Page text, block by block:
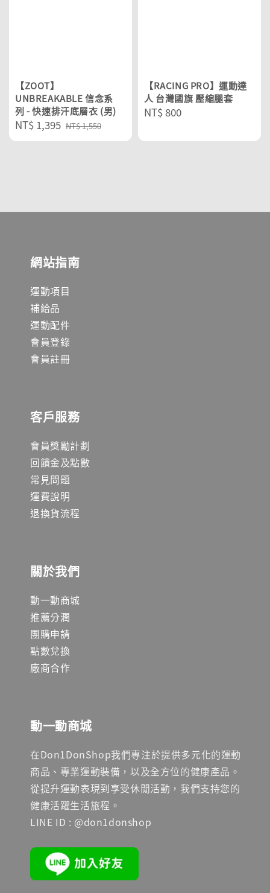
【ZOOT】
UNBREAKABLE 信念系
列 - 快速排汗底層衣 (男)
Sale
price
NT$ 1,395 Regular
price
NT$ 1,550
【RACING PRO】運動達
人 台灣國旗 壓縮腿套
Regular
NT$ 800
網站指南
運動項目
補給品
運動配件
會員登錄
會員註冊
客戶服務
會員獎勵計劃
回饋金及點數
常見問題
運費說明
退換貨流程
關於我們
動一動商城
推薦分潤
團購申請
點數兌換
廠商合作
動一動商城
在Don1DonShop我們專注於提供多元化的運動
商品、專業運動裝備，以及全方位的健康產品。
從提升運動表現到享受休閒活動，我們支持您的
健康活躍生活旅程。
LINE ID : @don1donshop